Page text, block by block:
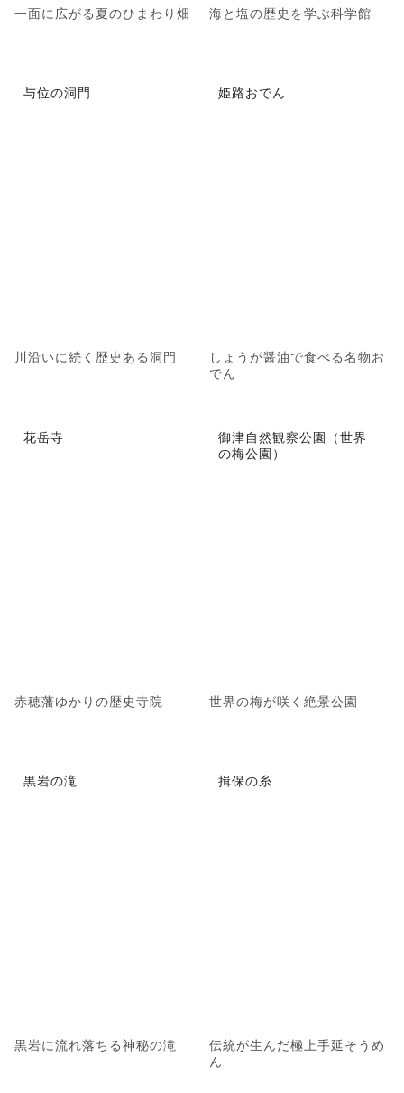
一面に広がる夏のひまわり畑 海と塩の歴史を学ぶ科学館
与位の洞門
川沿いに続く歴史ある洞門
姫路おでん
しょうが醤油で食べる名物お
でん
花岳寺
赤穂藩ゆかりの歴史寺院
御津自然観察公園（世界
の梅公園）
世界の梅が咲く絶景公園
黒岩の滝
黒岩に流れ落ちる神秘の滝
揖保の糸
伝統が生んだ極上手延そうめ
ん